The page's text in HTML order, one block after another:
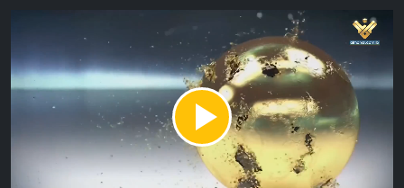
Play
Video